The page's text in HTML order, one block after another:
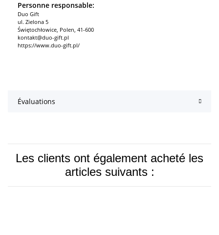
Personne responsable:
Duo Gift
ul. Zielona 5
Świętochłowice, Polen, 41-600
kontakt@duo-gift.pl
https://www.duo-gift.pl/
Évaluations
Les clients ont également acheté les
articles suivants :